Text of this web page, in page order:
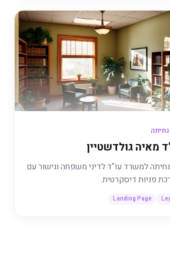
מאיה גולדשטיין
למשרד עו"ד לדיני משפחה וגישור עם
פניות דיסקרטית.
Landing Page